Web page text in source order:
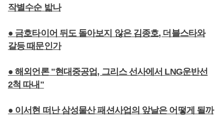
작별수순 밟나
● 금호타이어 뒤도 돌아보지 않은 김종호, 더블스타와
갈등 때문인가
● 해외언론 "현대중공업, 그리스 선사에서 LNG운반선
2척 따내"
● 이서현 떠난 삼성물산 패션사업의 앞날은 어떻게 될까